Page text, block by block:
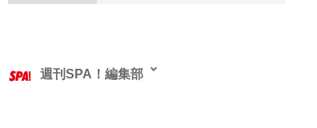
週刊SPA！編集部